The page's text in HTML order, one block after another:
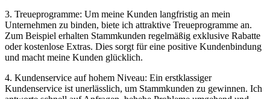
3. Treueprogramme: Um meine Kunden langfristig an mein
Unternehmen zu binden, biete ich attraktive Treueprogramme an.
Zum Beispiel erhalten Stammkunden regelmäßig exklusive Rabatte
oder kostenlose Extras. Dies sorgt für eine positive Kundenbindung
und macht meine Kunden glücklich.
4. Kundenservice auf hohem Niveau: Ein erstklassiger
Kundenservice ist unerlässlich, um Stammkunden zu gewinnen. Ich